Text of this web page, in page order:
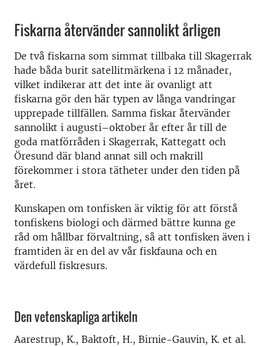
Fiskarna återvänder sannolikt årligen
De två fiskarna som simmat tillbaka till Skagerrak
hade båda burit satellitmärkena i 12 månader,
vilket indikerar att det inte är ovanligt att
fiskarna gör den här typen av långa vandringar
upprepade tillfällen. Samma fiskar återvänder
sannolikt i augusti–oktober år efter år till de
goda matförråden i Skagerrak, Kattegatt och
Öresund där bland annat sill och makrill
förekommer i stora tätheter under den tiden på
året.
Kunskapen om tonfisken är viktig för att förstå
tonfiskens biologi och därmed bättre kunna ge
råd om hållbar förvaltning, så att tonfisken även i
framtiden är en del av vår fiskfauna och en
värdefull fiskresurs.
Den vetenskapliga artikeln
Aarestrup, K., Baktoft, H., Birnie-Gauvin, K. et al.